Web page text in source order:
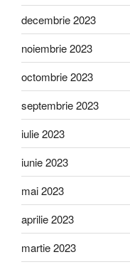
decembrie 2023
noiembrie 2023
octombrie 2023
septembrie 2023
iulie 2023
iunie 2023
mai 2023
aprilie 2023
martie 2023